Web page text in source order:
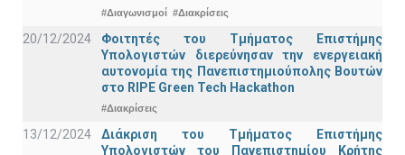
#Διαγωνισμοί #Διακρίσεις
20/12/2024
Φοιτητές του Τμήματος Επιστήμης
Υπολογιστών διερεύνησαν την ενεργειακή
αυτονομία της Πανεπιστημιούπολης Βουτών
στο RIPE Green Tech Hackathon
#Διακρίσεις
13/12/2024
Διάκριση του Τμήματος Επιστήμης
Υπολογιστών του Πανεπιστημίου Κρήτης